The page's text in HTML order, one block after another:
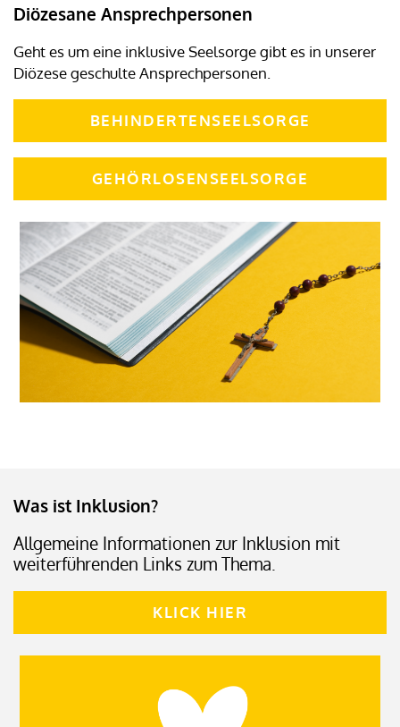
Diözesane Ansprechpersonen
Geht es um eine inklusive Seelsorge gibt es in unserer
Diözese geschulte Ansprechpersonen.
BEHINDERTENSEELSORGE
GEHÖRLOSENSEELSORGE
Was ist Inklusion?
Allgemeine Informationen zur Inklusion mit
weiterführenden Links zum Thema.
KLICK HIER